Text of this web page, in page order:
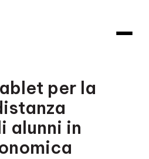
per la
alunni in